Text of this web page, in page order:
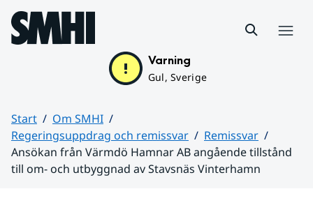
Hoppa till sidans innehåll
Varning
Gul, Sverige
Start
Om SMHI
Regeringsuppdrag och remissvar
Remissvar
Ansökan från Värmdö Hamnar AB angående tillstånd
till om- och utbyggnad av Stavsnäs Vinterhamn